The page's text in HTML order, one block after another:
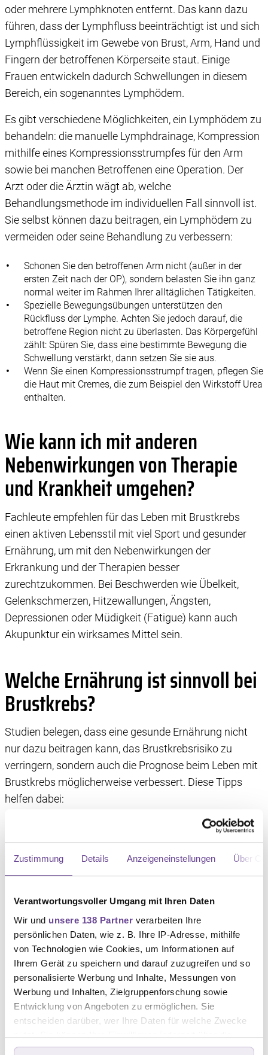
Zustimmung Details Anzeigeneinstellungen Über
Verantwortungsvoller Umgang mit Ihren Daten
Wir und unsere 138 Partner verarbeiten Ihre
persönlichen Daten, wie z. B. Ihre IP-Adresse, mithilfe
von Technologien wie Cookies, um Informationen auf
Ihrem Gerät zu speichern und darauf zuzugreifen und so
personalisierte Werbung und Inhalte, Messungen von
Werbung und Inhalten, Zielgruppenforschung sowie
Entwicklung von Angeboten zu ermöglichen. Sie
entscheiden darüber, wer Ihre Daten für welche Zwecke
nutzt. Sie können Ihre Einwilligung jederzeit über die
Cookie-Erklärung oder durch Klicken auf das Privacy
oder mehrere Lymphknoten entfernt. Das kann dazu
führen, dass der Lymphfluss beeinträchtigt ist und sich
Lymphflüssigkeit im Gewebe von Brust, Arm, Hand und
Fingern der betroffenen Körperseite staut. Einige
Frauen entwickeln dadurch Schwellungen in diesem
Bereich, ein sogenanntes Lymphödem.
Es gibt verschiedene Möglichkeiten, ein Lymphödem zu
behandeln: die manuelle Lymphdrainage, Kompression
mithilfe eines Kompressionsstrumpfes für den Arm
sowie bei manchen Betroffenen eine Operation. Der
Arzt oder die Ärztin wägt ab, welche
Behandlungsmethode im individuellen Fall sinnvoll ist.
Sie selbst können dazu beitragen, ein Lymphödem zu
vermeiden oder seine Behandlung zu verbessern:
Schonen Sie den betroffenen Arm nicht (außer in der
ersten Zeit nach der OP), sondern belasten Sie ihn ganz
normal weiter im Rahmen Ihrer alltäglichen Tätigkeiten.
Spezielle Bewegungsübungen unterstützen den
Rückfluss der Lymphe. Achten Sie jedoch darauf, die
betroffene Region nicht zu überlasten. Das Körpergefühl
zählt: Spüren Sie, dass eine bestimmte Bewegung die
Schwellung verstärkt, dann setzen Sie sie aus.
Wenn Sie einen Kompressionsstrumpf tragen, pflegen Sie
die Haut mit Cremes, die zum Beispiel den Wirkstoff Urea
enthalten.
Wie kann ich mit anderen
Nebenwirkungen von Therapie
und Krankheit umgehen?
Fachleute empfehlen für das Leben mit Brustkrebs
einen aktiven Lebensstil mit viel Sport und gesunder
Ernährung, um mit den Nebenwirkungen der
Erkrankung und der Therapien besser
zurechtzukommen. Bei Beschwerden wie Übelkeit,
Gelenkschmerzen, Hitzewallungen, Ängsten,
Depressionen oder Müdigkeit (Fatigue) kann auch
Akupunktur ein wirksames Mittel sein.
Welche Ernährung ist sinnvoll bei
Brustkrebs?
Studien belegen, dass eine gesunde Ernährung nicht
nur dazu beitragen kann, das Brustkrebsrisiko zu
verringern, sondern auch die Prognose beim Leben mit
Brustkrebs möglicherweise verbessert. Diese Tipps
helfen dabei:
Essen Sie überwiegend ballaststoffreiche Lebensmittel,
also viel Gemüse, Obst und Vollkornprodukte.
Vermeiden Sie einen zu hohen Fettanteil in der Nahrung
Olivenöl.
Verzichten Sie möglichst auf das Rauchen und trinken
Sie Alkohol nur in Maßen.
Welche Rolle spielen Bewegung
und Sport?
gestalten. DennSport und Bewegung haben viele